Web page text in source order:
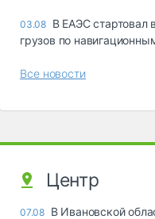
03.08 В ЕАЭС стартовал
грузов по
Все новости
Центр
07.08 В Ивановской